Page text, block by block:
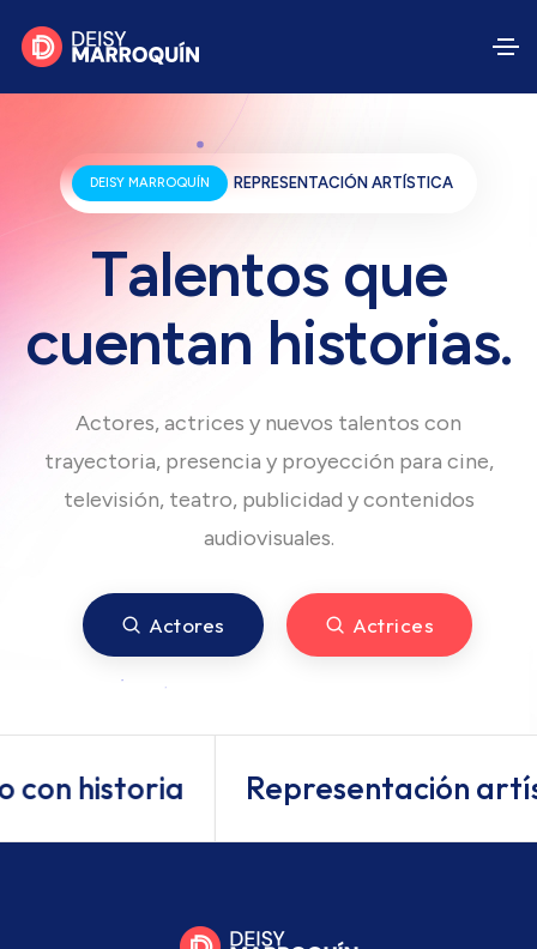
DEISY MARROQUÍN REPRESENTACIÓN ARTÍSTICA
Talentos que
cuentan historias.
Actores, actrices y nuevos talentos con
trayectoria, presencia y proyección para cine,
televisión, teatro, publicidad y contenidos
audiovisuales.
Actores Actrices
con historia Representación